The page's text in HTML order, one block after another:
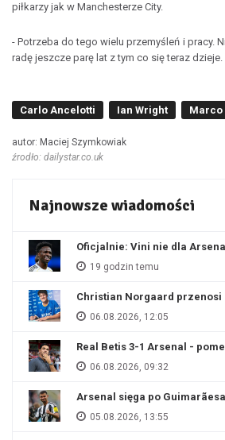
piłkarzy jak w Manchesterze City.
- Potrzeba do tego wielu przemyśleń i pracy.
radę jeszcze parę lat z tym co się teraz dzieje.
Carlo Ancelotti Ian Wright Marco
autor: Maciej Szymkowiak
źrodło: dailystar.co.uk
Najnowsze wiadomości
Oficjalnie: Vini nie dla
19 godzin temu
Christian Norgaard przenosi
06.08.2026, 12:05
Real Betis 3-1 Arsenal -
06.08.2026, 09:32
Arsenal sięga po
05.08.2026, 13:55